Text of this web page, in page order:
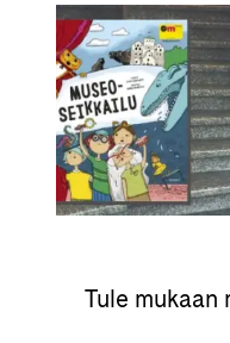
Tule mukaan